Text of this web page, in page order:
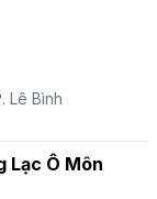
Lê Bình
Lạc Ô Môn